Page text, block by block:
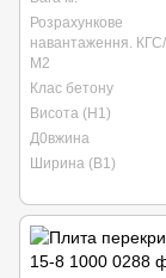
Розрахункове
навантаження. КГС/
М2
Клас бетону
Висота (Н1)
Д0вжина
Ширина (В1)